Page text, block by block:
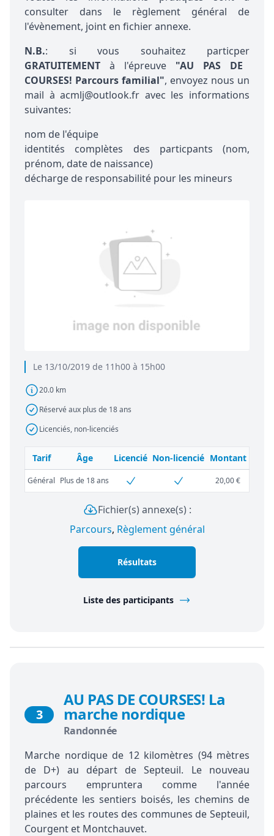
Le 13/10/2019 de 11h00 à 15h00
20.0 km
Réservé aux plus de 18 ans
Licenciés, non-licenciés
consulter dans le règlement général de
l'évènement, joint en fichier annexe.
N.B.: si vous souhaitez particper
GRATUITEMENT à l'épreuve "AU PAS DE
COURSES! Parcours familial", envoyez nous un
mail à acmlj@outlook.fr avec les informations
suivantes:
nom de l'équipe
identités complètes des particpants (nom,
prénom, date de naissance)
décharge de responsabilité pour les mineurs
Tarif Âge Licencié Non-licencié Montant
Général Plus de 18 ans 20,00 €
Fichier(s) annexe(s) :
Parcours, Règlement général
Résultats
Liste des participants
3
AU PAS DE COURSES! La
marche nordique
Randonnée
Marche nordique de 12 kilomètres (94 mètres
de D+) au départ de Septeuil. Le nouveau
parcours empruntera comme l'année
précédente les sentiers boisés, les chemins de
plaines et les routes des communes de Septeuil,
Courgent et Montchauvet.